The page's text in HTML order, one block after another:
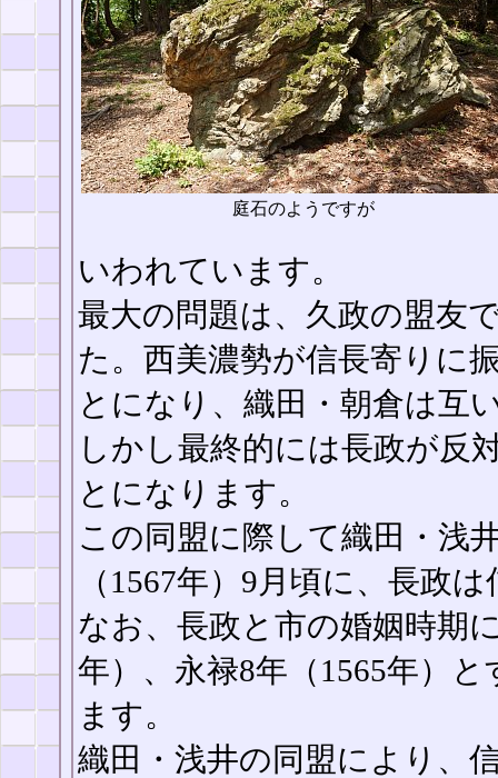
庭石のようですが
いわれています。
最大の問題は、久政の盟友
た。西美濃勢が信長寄りに
とになり、織田・朝倉は互
しかし最終的には長政が反
とになります。
この同盟に際して織田・浅
（1567年）9月頃に、長政
なお、長政と市の婚姻時期
年）、永禄8年（1565年）
ます。
織田・浅井の同盟により、